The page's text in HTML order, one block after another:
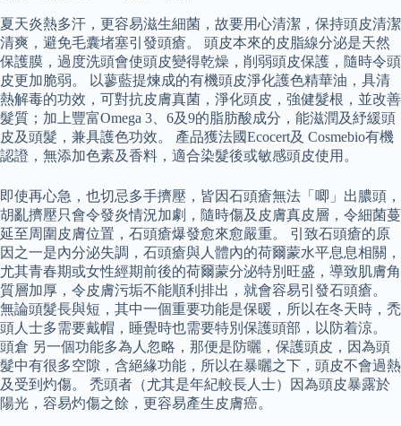
夏天炎熱多汗，更容易滋生細菌，故要用心清潔，保持頭皮清潔
清爽，避免毛囊堵塞引發頭瘡。 頭皮本來的皮脂線分泌是天然
保護膜，過度洗頭會使頭皮變得乾燥，削弱頭皮保護，隨時令頭
皮更加脆弱。 以蓼藍提煉成的有機頭皮淨化護色精華油，具清
熱解毒的功效，可對抗皮膚真菌，淨化頭皮，強健髮根，並改善
髮質；加上豐富Omega 3、6及9的脂肪酸成分，能滋潤及紓緩頭
皮及頭髮，兼具護色功效。 產品獲法國Ecocert及 Cosmebio有機
認證，無添加色素及香料，適合染髮後或敏感頭皮使用。
即使再心急，也切忌多手擠壓，皆因石頭瘡無法「唧」出膿頭，
胡亂擠壓只會令發炎情況加劇，隨時傷及皮膚真皮層，令細菌蔓
延至周圍皮膚位置，石頭瘡爆發愈來愈嚴重。 引致石頭瘡的原
因之一是內分泌失調，石頭瘡與人體內的荷爾蒙水平息息相關，
尤其青春期或女性經期前後的荷爾蒙分泌特別旺盛，導致肌膚角
質層加厚，令皮膚污垢不能順利排出，就會容易引發石頭瘡。
無論頭髮長與短，其中一個重要功能是保暖，所以在冬天時，禿
頭人士多需要戴帽，睡覺時也需要特別保護頭部，以防着涼。
頭倉 另一個功能多為人忽略，那便是防曬，保護頭皮，因為頭
髮中有很多空隙，含絕緣功能，所以在暴曬之下，頭皮不會過熱
及受到灼傷。 禿頭者（尤其是年紀較長人士）因為頭皮暴露於
陽光，容易灼傷之餘，更容易產生皮膚癌。